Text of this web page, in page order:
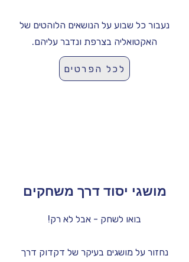
נעבור כל שבוע על הנושאים הלוהטים של
האקטואליה בצרפת ונדבר עליהם.
לכל הפרטים
מושגי יסוד דרך משחקים
בואו לשחק - אבל לא רק!
נחזור על מושגים בעיקר של דקדוק דרך